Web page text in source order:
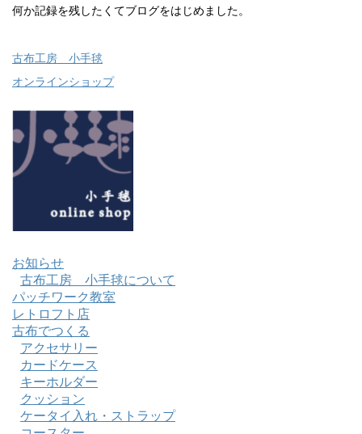
何か記録を残したくてブログをはじめました。
古布工房 小手毬
オンラインショップ
お知らせ
古布工房 小手毬について
パッチワーク教室
レトロフト店
古布でつくる
アクセサリー
カードケース
キーホルダー
クッション
ケータイ入れ・ストラップ